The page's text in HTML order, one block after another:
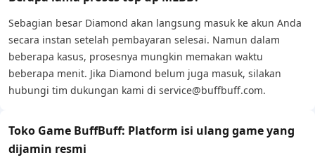
Sebagian besar Diamond akan langsung masuk ke akun Anda
secara instan setelah pembayaran selesai. Namun dalam
beberapa kasus, prosesnya mungkin memakan waktu
beberapa menit. Jika Diamond belum juga masuk, silakan
hubungi tim dukungan kami di service@buffbuff.com.
Toko Game BuffBuff: Platform isi ulang game yang
dijamin resmi